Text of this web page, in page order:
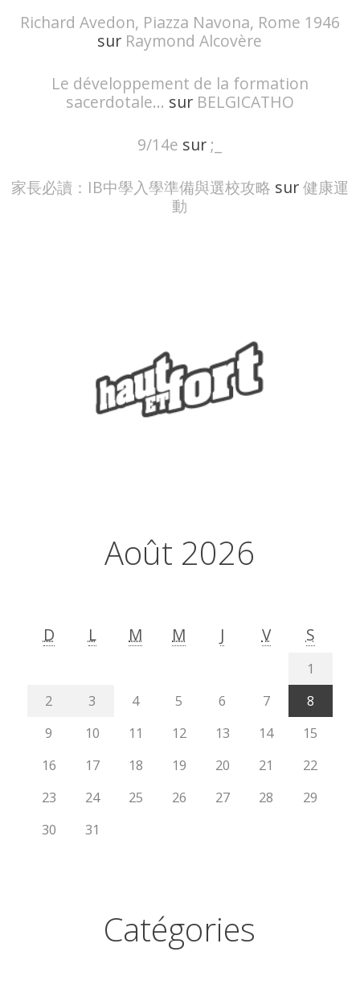
Richard Avedon, Piazza Navona, Rome 1946
sur Raymond Alcovère
Le développement de la formation
sacerdotale... sur BELGICATHO
9/14e sur ;_
家長必讀：IB中學入學準備與選校攻略 sur健康運
動
Août 2026
D L M M J V S
1
2
3 4 5 6 7
8
9
10 11 12 13 14
15
16
17 18 19 20 21
22
23
24 25 26 27 28
29
30
31
Catégories